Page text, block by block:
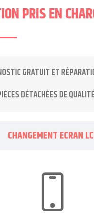
PRIS EN
GRATUIT ET
DÉTACHÉES DE QUALITÉ
CHANGEMENT ECRAN